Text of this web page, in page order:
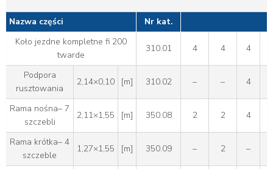
Nazwa części
Nr kat.
Koło jezdne kompletne fi 200
twarde
310.01 4 4 4
Podpora
rusztowania
2,14×0,10 [m] 310.02 – – 4
Rama nośna– 7
szczebli
2,11×1,55 [m] 350.08 2 2 4
Rama krótka– 4
szczeble
1,27×1,55 [m] 350.09 – 2 –